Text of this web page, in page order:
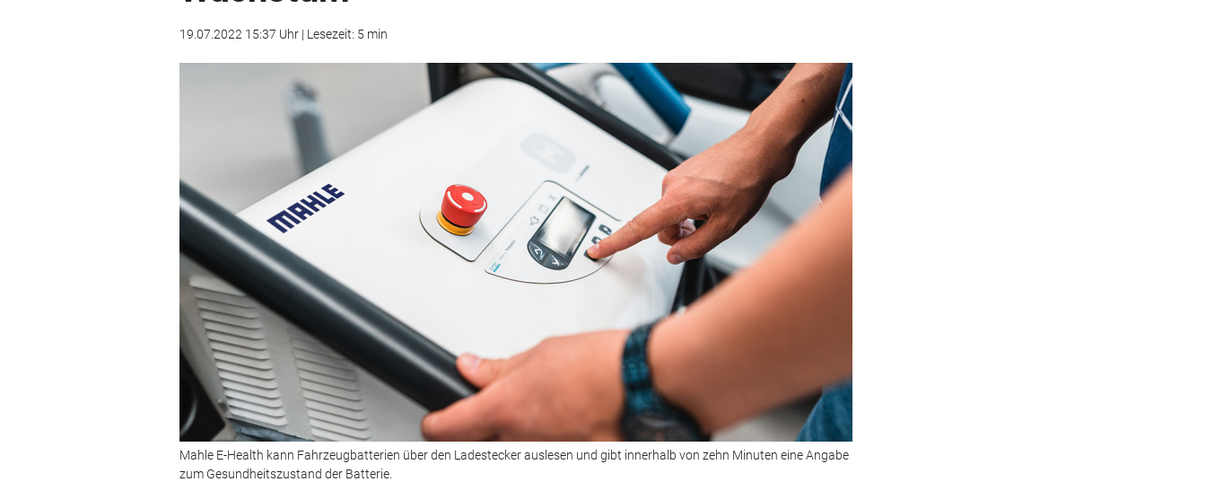
19.07.2022 15:37 Uhr | Lesezeit: 5 min
Mahle E-Health kann Fahrzeugbatterien über den Ladestecker auslesen und gibt innerhalb von zehn Minuten eine Angabe
zum Gesundheitszustand der Batterie.